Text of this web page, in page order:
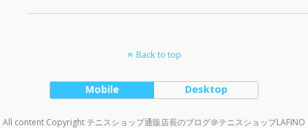
Back to top
Mobile Desktop
All content Copyright テニスショップ通販店長のブログ＠テニスショップLAFINO